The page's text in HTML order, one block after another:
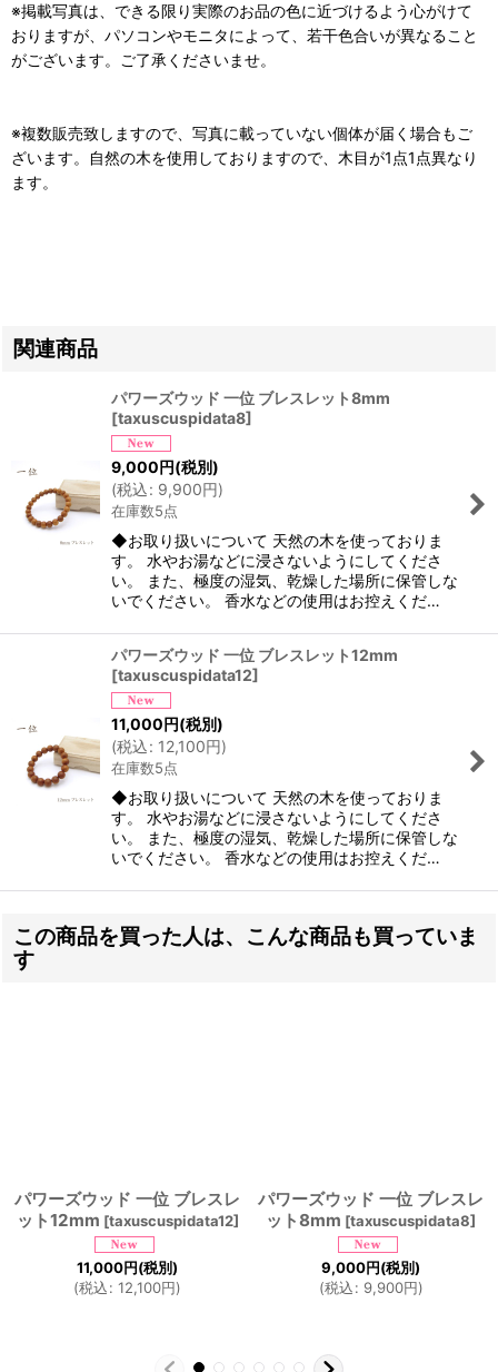
※掲載写真は、できる限り実際のお品の色に近づけるよう心がけて
おりますが、パソコンやモニタによって、若干色合いが異なること
がございます。ご了承くださいませ。
※複数販売致しますので、写真に載っていない個体が届く場合もご
ざいます。自然の木を使用しておりますので、木目が1点1点異なり
ます。
関連商品
パワーズウッド 一位 ブレスレット8mm
[taxuscuspidata8]
9,000円(税別)
(税込: 9,900円)
在庫数5点
◆お取り扱いについて 天然の木を使っておりま
す。 水やお湯などに浸さないようにしてくださ
い。 また、極度の湿気、乾燥した場所に保管しな
いでください。 香水などの使用はお控えくだ…
パワーズウッド 一位 ブレスレット12mm
[taxuscuspidata12]
11,000円(税別)
(税込: 12,100円)
在庫数5点
◆お取り扱いについて 天然の木を使っておりま
す。 水やお湯などに浸さないようにしてくださ
い。 また、極度の湿気、乾燥した場所に保管しな
いでください。 香水などの使用はお控えくだ…
この商品を買った人は、こんな商品も買っていま
す
パワーズウッド 一位 ブレスレ
ット12mm [taxuscuspidata12]
11,000円(税別)
(税込: 12,100円)
パワーズウッド 一位 ブレスレ
ット8mm [taxuscuspidata8]
9,000円(税別)
(税込: 9,900円)